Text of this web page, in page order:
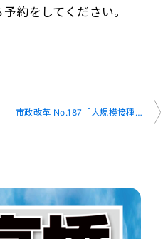
約をしてください。
市政改革 No.187「大規模接種センターの予約について」